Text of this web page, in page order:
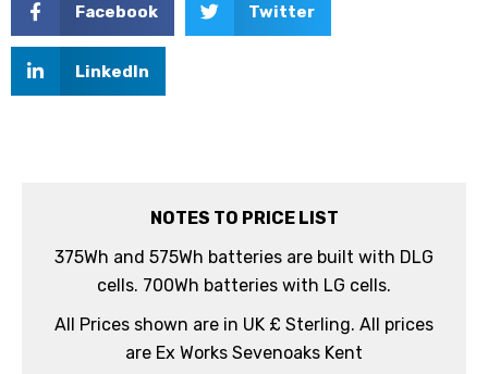
Facebook Twitter
LinkedIn
NOTES TO PRICE LIST
375Wh and 575Wh batteries are built with DLG
cells. 700Wh batteries with LG cells.
All Prices shown are in UK £ Sterling. All prices
are Ex Works Sevenoaks Kent